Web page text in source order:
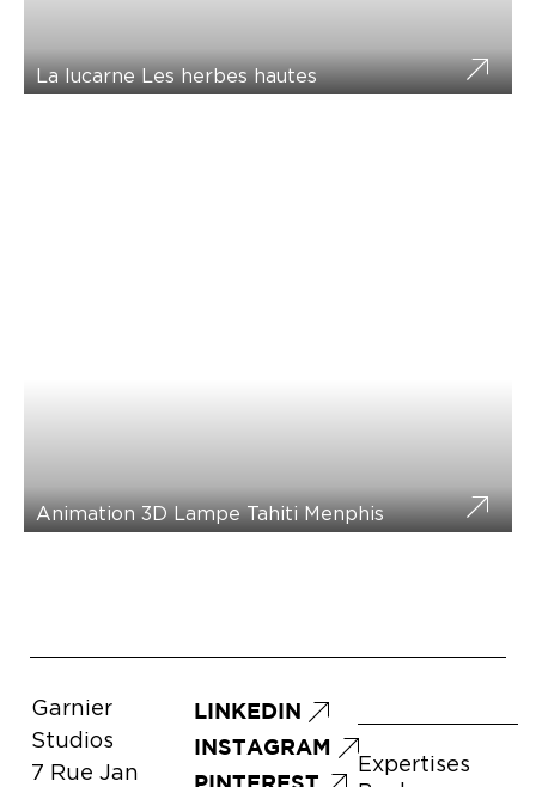
La lucarne Les herbes hautes
Animation 3D Lampe Tahiti Menphis
Garnier
Studios
7 Rue Jan
LINKEDIN
INSTAGRAM
Expertises